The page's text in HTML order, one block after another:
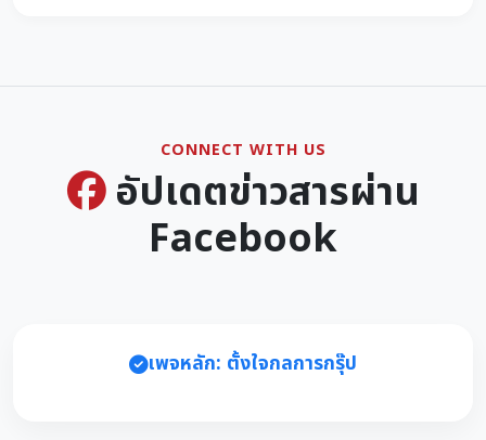
CONNECT WITH US
อัปเดตข่าวสารผ่าน
Facebook
เพจหลัก: ตั้งใจกลการกรุ๊ป